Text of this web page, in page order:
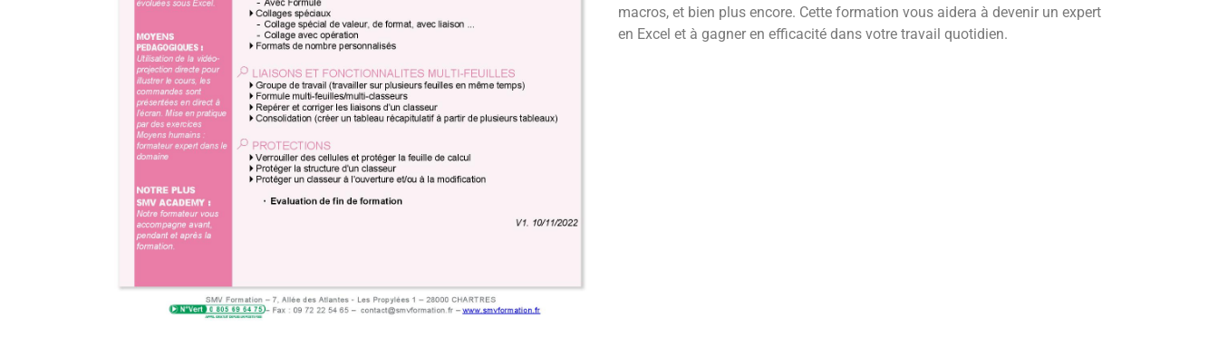
macros, et bien plus encore. Cette formation vous aidera à devenir un expert
en Excel et à gagner en efficacité dans votre travail quotidien.